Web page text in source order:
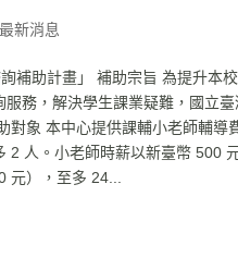
最新消息
補助計畫」 補助宗旨 為提升本
服務，解決學生課業疑難，國立
對象 本中心提供課輔小老師輔
2 人。小老師時薪以新臺幣 500
元），至多 24...